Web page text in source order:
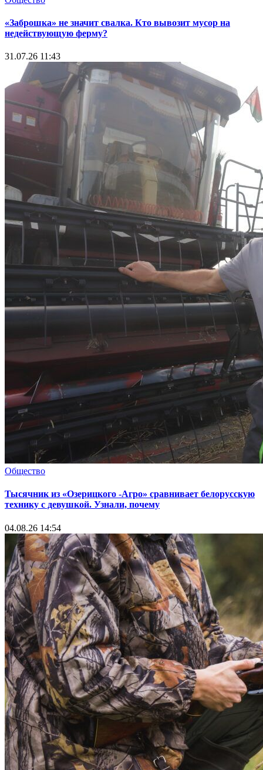
«Заброшка» не значит свалка. Кто вывозит мусор на
недействующую ферму?
31.07.26 11:43
Общество
Тысячник из «Озерицкого -Агро» сравнивает белорусскую
технику с девушкой. Узнали, почему
04.08.26 14:54